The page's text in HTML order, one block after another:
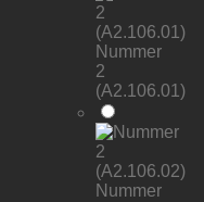
Nummer
2
(A2.106.01)
Nummer